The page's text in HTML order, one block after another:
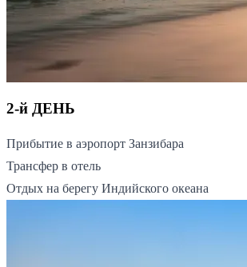
2-й ДЕНЬ
Прибытие в аэропорт Занзибара
Трансфер в отель
Отдых на берегу Индийского океана